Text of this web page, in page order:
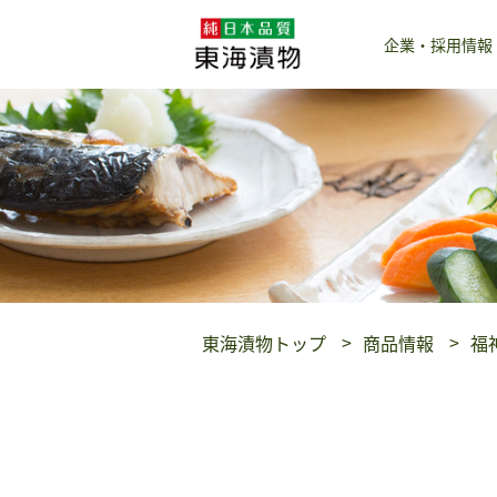
企業・採用情報
東海漬物トップ 商品情報 福